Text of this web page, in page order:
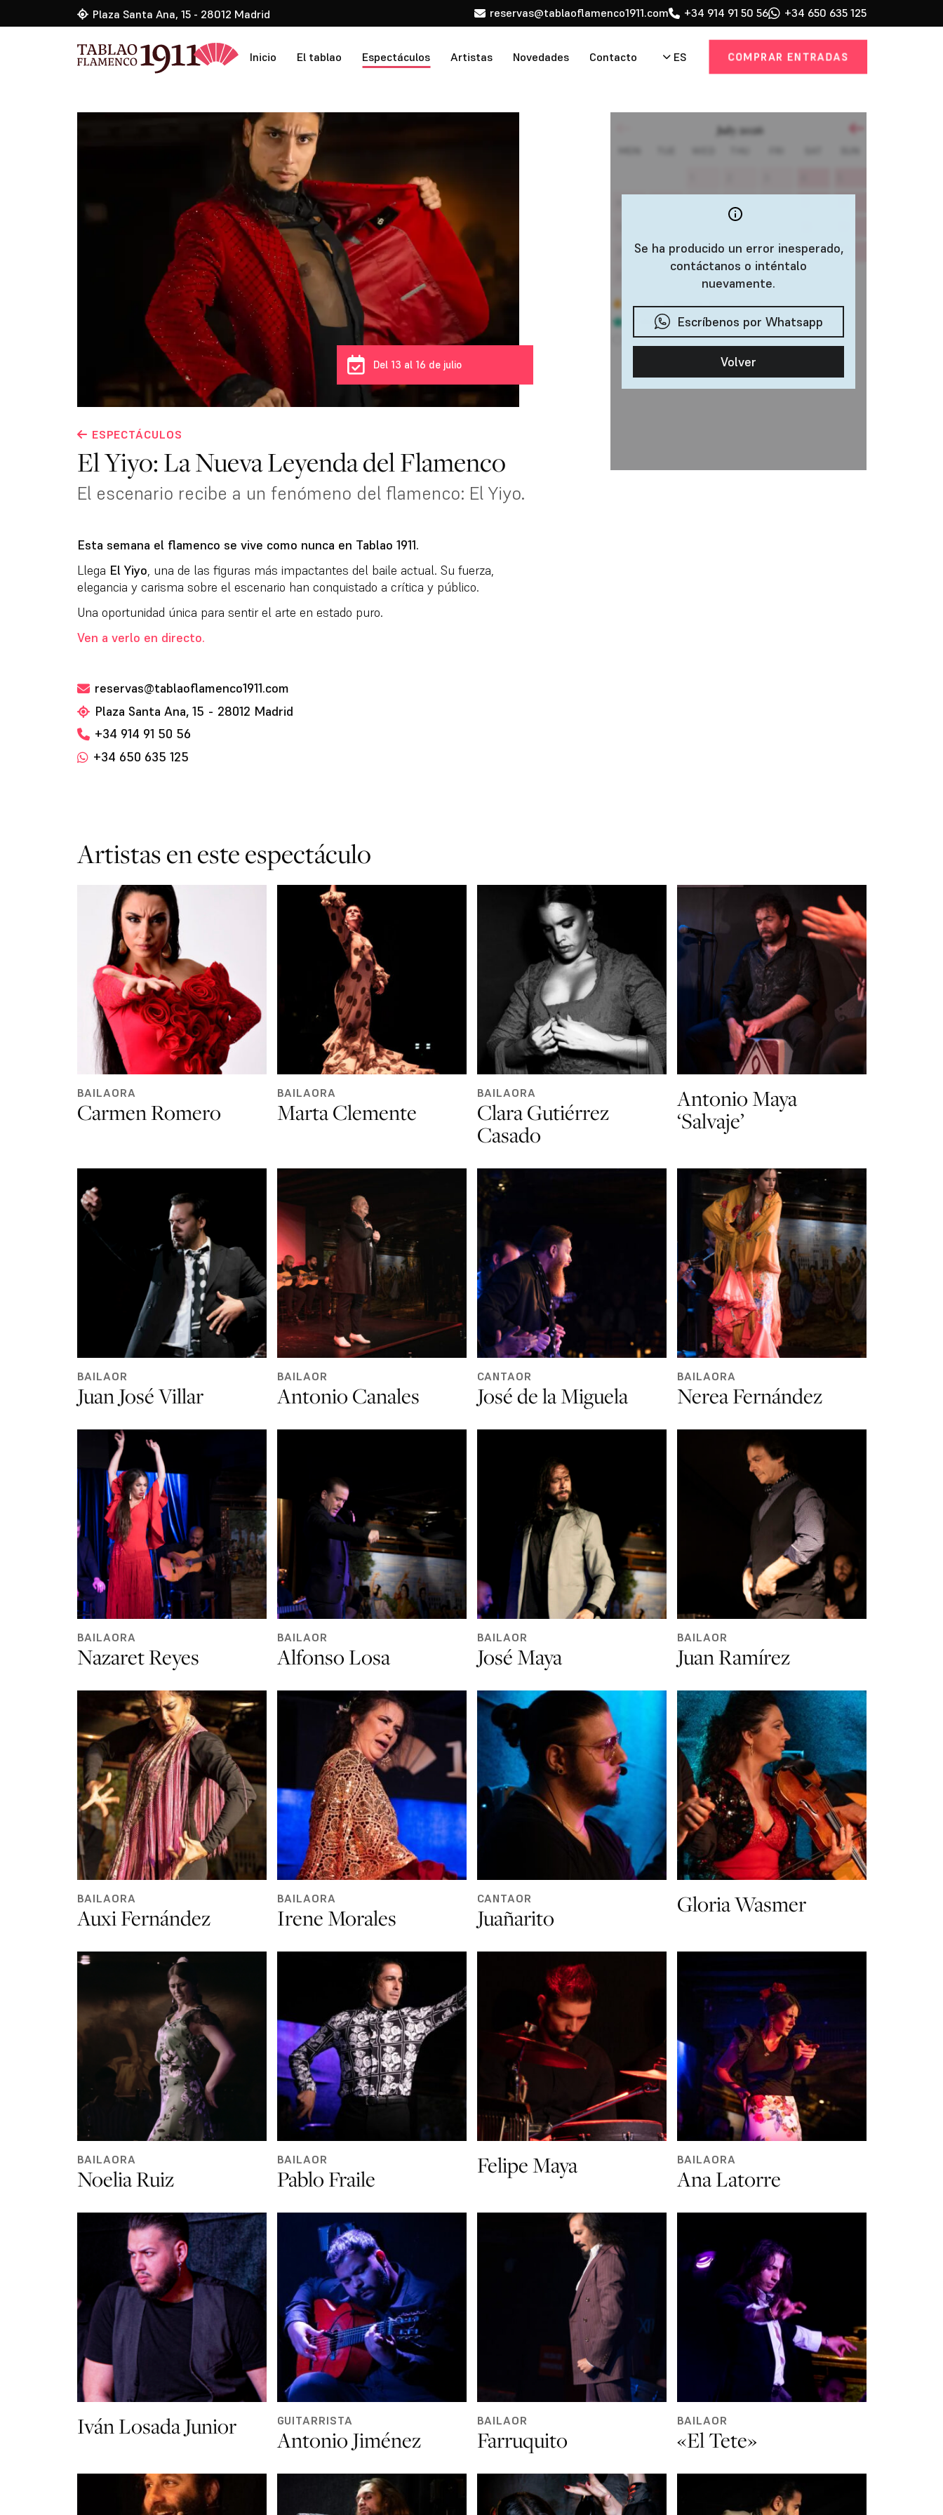
Plaza Santa Ana, 15 - 28012 Madrid reservas@tablaoflamenco1911.com +34 914 91 50 56 +34 650 635 125
Inicio El tablao Espectáculos Artistas Novedades Contacto ES COMPRAR ENTRADAS
Del 13 al 16 de julio
ESPECTÁCULOS
El Yiyo: La Nueva Leyenda del Flamenco
El escenario recibe a un fenómeno del flamenco: El Yiyo.
Esta semana el flamenco se vive como nunca en Tablao 1911.
Llega El Yiyo, una de las figuras más impactantes del baile actual. Su fuerza,
elegancia y carisma sobre el escenario han conquistado a crítica y público.
Una oportunidad única para sentir el arte en estado puro.
Ven a verlo en directo.
reservas@tablaoflamenco1911.com
Plaza Santa Ana, 15 - 28012 Madrid
+34 914 91 50 56
+34 650 635 125
Artistas en este espectáculo
BAILAORA
Carmen Romero
BAILAORA
Marta Clemente
BAILAORA
Clara Gutiérrez
Casado
Antonio Maya
‘Salvaje’
BAILAOR
Juan José Villar
BAILAOR
Antonio Canales
CANTAOR
José de la Miguela
BAILAORA
Nerea Fernández
BAILAORA
Nazaret Reyes
BAILAOR
Alfonso Losa
BAILAOR
José Maya
BAILAOR
Juan Ramírez
BAILAORA
Auxi Fernández
BAILAORA
Irene Morales
CANTAOR
Juañarito Gloria Wasmer
BAILAORA
Noelia Ruiz
BAILAOR
Pablo Fraile Felipe Maya BAILAORA
Ana Latorre
Iván Losada Junior GUITARRISTA
Antonio Jiménez
BAILAOR
Farruquito
BAILAOR
«El Tete»